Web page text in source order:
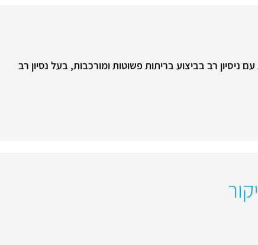
ניסיון רב בביצוע בריתות פשוטות ומורכבות, בעל נסיון רב